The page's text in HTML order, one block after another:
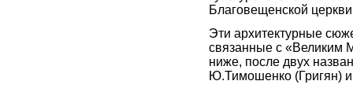
Благовещенской
Эти архитектурные
связанные с «Великим
ниже, после двух
Ю.Тимошенко (Григян)